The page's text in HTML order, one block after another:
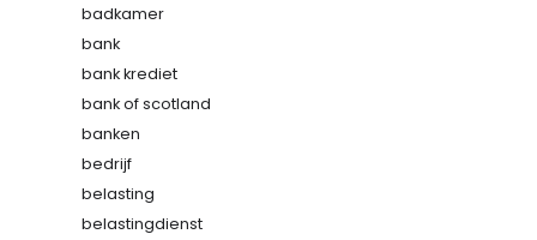
badkamer
bank
bank krediet
bank of scotland
banken
bedrijf
belasting
belastingdienst